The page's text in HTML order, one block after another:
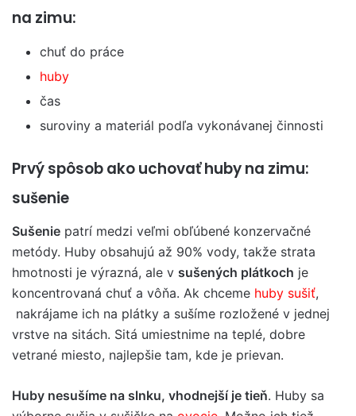
na zimu:
chuť do práce
huby
čas
suroviny a materiál podľa vykonávanej činnosti
Prvý spôsob ako uchovať huby na zimu:
sušenie
Sušenie patrí medzi veľmi obľúbené konzervačné
metódy. Huby obsahujú až 90% vody, takže strata
hmotnosti je výrazná, ale v sušených plátkoch je
koncentrovaná chuť a vôňa. Ak chceme huby sušiť,
nakrájame ich na plátky a sušíme rozložené v jednej
vrstve na sitách. Sitá umiestnime na teplé, dobre
vetrané miesto, najlepšie tam, kde je prievan.
Huby nesušíme na slnku, vhodnejší je tieň. Huby sa